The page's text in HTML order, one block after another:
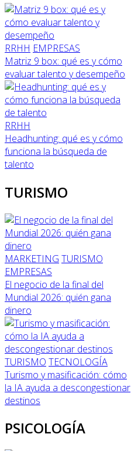
RRHH EMPRESAS
Matriz 9 box: qué es y cómo
evaluar talento y desempeño
RRHH
Headhunting: qué es y cómo
funciona la búsqueda de
talento
TURISMO
MARKETING TURISMO
EMPRESAS
El negocio de la final del
Mundial 2026: quién gana
dinero
TURISMO TECNOLOGÍA
Turismo y masificación: cómo
la IA ayuda a descongestionar
destinos
PSICOLOGÍA